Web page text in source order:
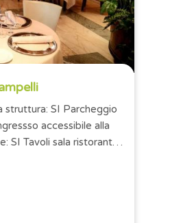
SI Parcheggio